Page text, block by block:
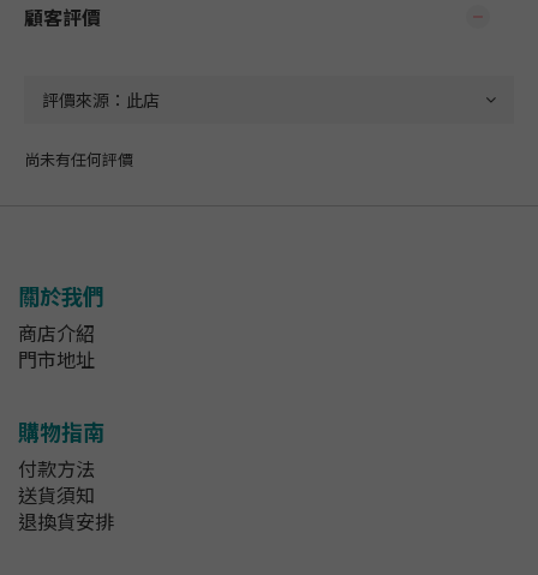
顧客評價
尚未有任何評價
關於我們
商店介紹
門市地址
購物指南
付款方法
送貨須知
退換貨安排